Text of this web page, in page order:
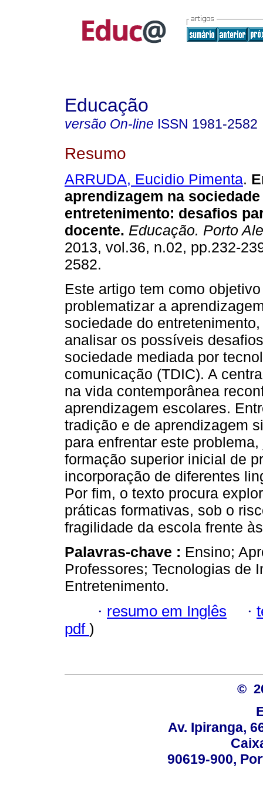
Educação
versão On-line ISSN 1981-2582
Resumo
ARRUDA, Eucidio Pimenta.
aprendizagem na
entretenimento: desafios
docente. Educação. Porto
2013, vol.36, n.02, pp.232-
2582.
Este artigo tem como
problematizar a
sociedade do
analisar os possíveis
sociedade mediada por
comunicação (TDIC). A
na vida contemporânea
aprendizagem escolares.
tradição e de aprendizagem
para enfrentar este
formação superior inicial de
incorporação de diferentes
Por fim, o texto procura
práticas formativas, sob o
fragilidade da escola frente
Palavras-chave : Ensino;
Professores; Tecnologias de
Entretenimento.
· resumo em Inglês ·
pdf )
©
Av. Ipiranga,
90619-900,